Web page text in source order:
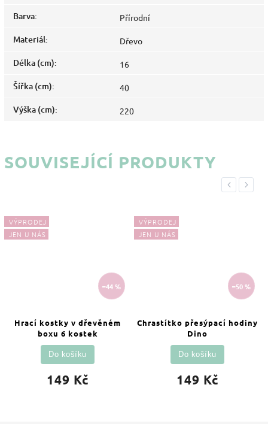
Barva: Přírodní
Materiál: Dřevo
Délka (cm): 16
Šířka (cm): 40
Výška (cm): 220
SOUVISEJÍCÍ PRODUKTY
Previous
VÝPRODEJ
JEN U NÁS
–44 %
Hrací kostky v dřevěném
boxu 6 kostek
149 Kč
Do košíku
VÝPRODEJ
JEN U NÁS
–50 %
Chrastítko přesýpací hodiny
Dino
149 Kč
Do košíku
Next